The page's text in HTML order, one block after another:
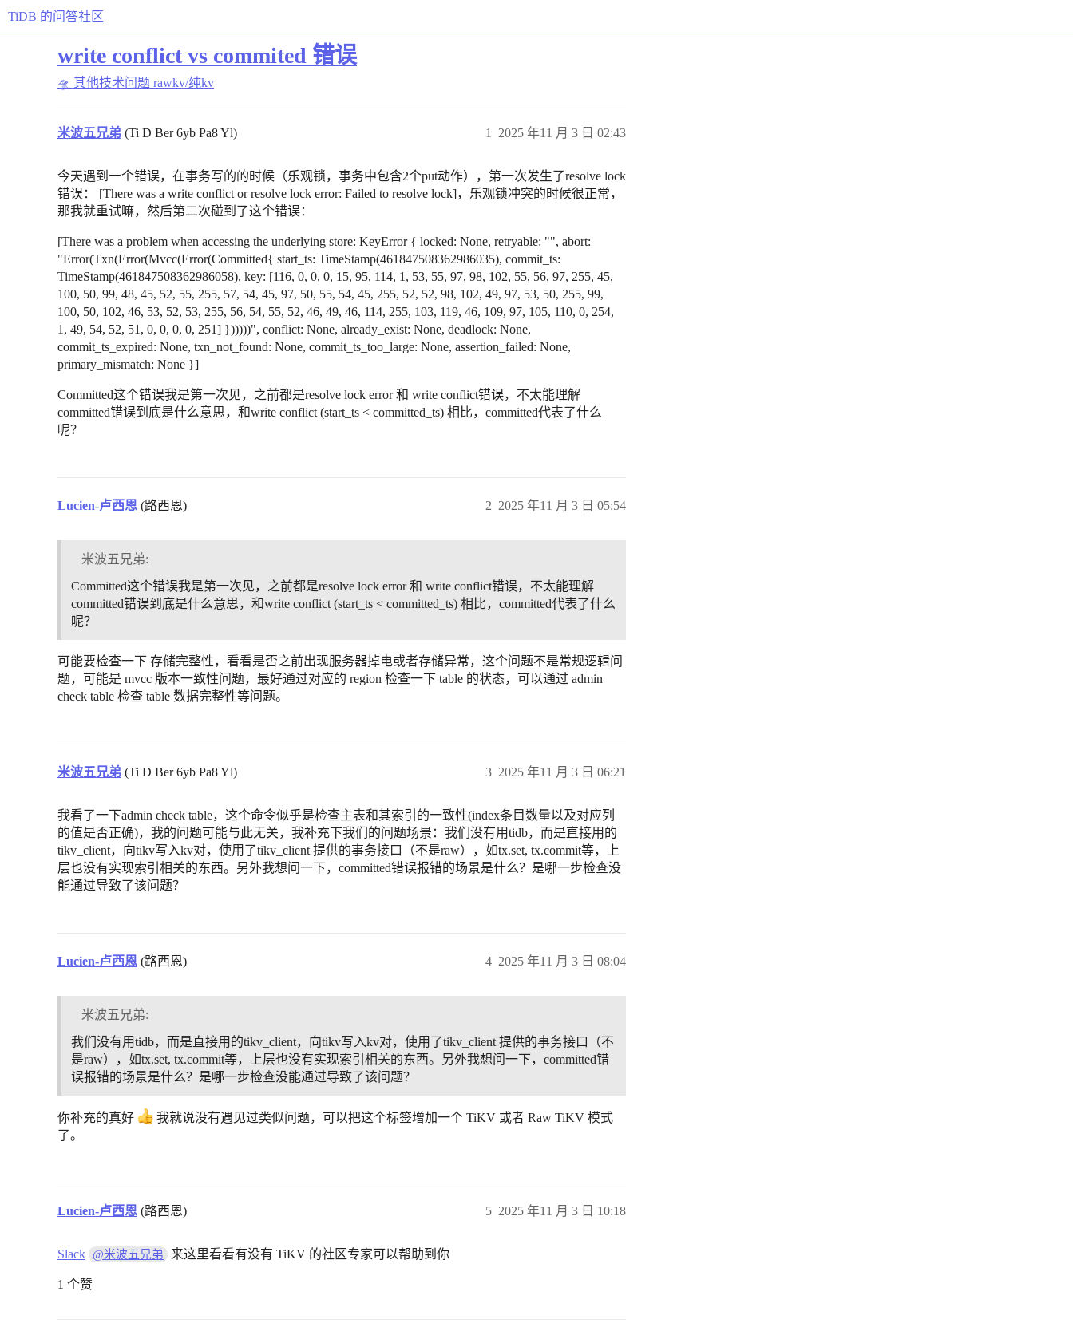
TiDB 的问答社区
write conflict vs commited 错误
🛸 其他技术问题 rawkv/纯kv
米波五兄弟 (Ti D Ber 6yb Pa8 Yl) 2025 年11 月 3 日 02:43
1
今天遇到一个错误，在事务写的的时候（乐观锁，事务中包含2个put动作），第一次发生了resolve lock
错误： [There was a write conflict or resolve lock error: Failed to resolve lock]，乐观锁冲突的时候很正常，
那我就重试嘛，然后第二次碰到了这个错误：
[There was a problem when accessing the underlying store: KeyError { locked: None, retryable: "", abort:
"Error(Txn(Error(Mvcc(Error(Committed{ start_ts: TimeStamp(461847508362986035), commit_ts:
TimeStamp(461847508362986058), key: [116, 0, 0, 0, 15, 95, 114, 1, 53, 55, 97, 98, 102, 55, 56, 97, 255, 45,
100, 50, 99, 48, 45, 52, 55, 255, 57, 54, 45, 97, 50, 55, 54, 45, 255, 52, 52, 98, 102, 49, 97, 53, 50, 255, 99,
100, 50, 102, 46, 53, 52, 53, 255, 56, 54, 55, 52, 46, 49, 46, 114, 255, 103, 119, 46, 109, 97, 105, 110, 0, 254,
1, 49, 54, 52, 51, 0, 0, 0, 0, 251] })))))", conflict: None, already_exist: None, deadlock: None,
commit_ts_expired: None, txn_not_found: None, commit_ts_too_large: None, assertion_failed: None,
primary_mismatch: None }]
Committed这个错误我是第一次见，之前都是resolve lock error 和 write conflict错误，不太能理解
committed错误到底是什么意思，和write conflict (start_ts < committed_ts) 相比，committed代表了什么
呢？
Lucien-卢西恩 (路西恩) 2025 年11 月 3 日 05:54
2
米波五兄弟:
Committed这个错误我是第一次见，之前都是resolve lock error 和 write conflict错误，不太能理解
committed错误到底是什么意思，和write conflict (start_ts < committed_ts) 相比，committed代表了什么
呢？
可能要检查一下 存储完整性，看看是否之前出现服务器掉电或者存储异常，这个问题不是常规逻辑问
题，可能是 mvcc 版本一致性问题，最好通过对应的 region 检查一下 table 的状态，可以通过 admin
check table 检查 table 数据完整性等问题。
米波五兄弟 (Ti D Ber 6yb Pa8 Yl) 2025 年11 月 3 日 06:21
3
我看了一下admin check table，这个命令似乎是检查主表和其索引的一致性(index条目数量以及对应列
的值是否正确)，我的问题可能与此无关，我补充下我们的问题场景：我们没有用tidb，而是直接用的
tikv_client，向tikv写入kv对，使用了tikv_client 提供的事务接口（不是raw），如tx.set, tx.commit等，上
层也没有实现索引相关的东西。另外我想问一下，committed错误报错的场景是什么？是哪一步检查没
能通过导致了该问题？
Lucien-卢西恩 (路西恩) 2025 年11 月 3 日 08:04
4
米波五兄弟:
我们没有用tidb，而是直接用的tikv_client，向tikv写入kv对，使用了tikv_client 提供的事务接口（不
是raw），如tx.set, tx.commit等，上层也没有实现索引相关的东西。另外我想问一下，committed错
误报错的场景是什么？是哪一步检查没能通过导致了该问题？
你补充的真好
我就说没有遇见过类似问题，可以把这个标签增加一个 TiKV 或者 Raw TiKV 模式
了。
Lucien-卢西恩 (路西恩) 2025 年11 月 3 日 10:18
5
Slack @米波五兄弟 来这里看看有没有 TiKV 的社区专家可以帮助到你
1 个赞